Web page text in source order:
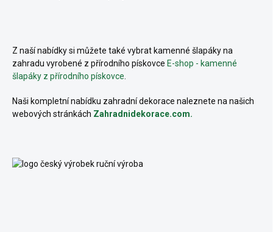
Z naší nabídky si můžete také vybrat kamenné šlapáky na
zahradu vyrobené z přírodního pískovce E-shop - kamenné
šlapáky z přírodního pískovce
Naši kompletní nabídku zahradní dekorace naleznete na našich
webových stránkách Zahradnidekorace.com.